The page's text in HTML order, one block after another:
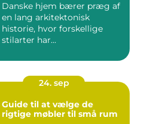
Danske hjem bærer præg af
en lang arkitektonisk
historie, hvor forskellige
stilarter har...
24. sep
Guide til at vælge de
rigtige møbler til små rum